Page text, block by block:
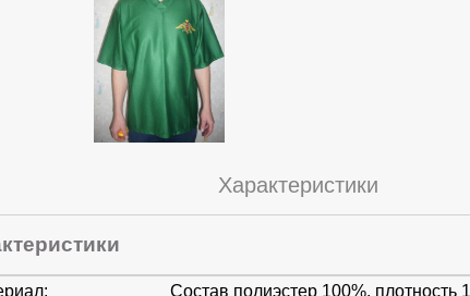
Характеристики
Состав полиэстер 100%, плотность